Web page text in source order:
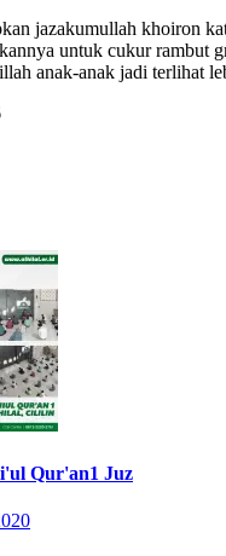
jazakumullah khoiron
untuk cukur rambut
anak-anak jadi terlihat
Qur'an1 Juz